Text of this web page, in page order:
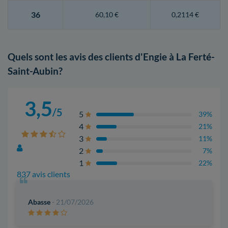
36 60,10 € 0,2114 €
Quels sont les avis des clients d'Engie à La Ferté-
Saint-Aubin?
3,5/5
837 avis clients
5 39%
4 21%
3 11%
2 7%
1 22%
Abasse - 21/07/2026